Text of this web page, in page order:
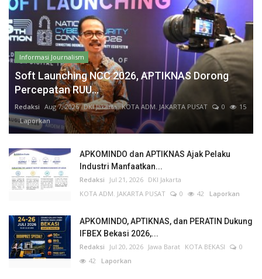
Informasi Journalism
Soft Launching NCC 2026, APTIKNAS Dorong
Percepatan RUU...
Redaksi Aug 7, 2026 DKI Jakarta KOTA ADM. JAKARTA PUSAT 0
15
Laporkan
APKOMINDO dan APTIKNAS Ajak Pelaku
Industri Manfaatkan...
Redaksi Jul 21, 2026 DKI Jakarta
KOTA ADM. JAKARTA PUSAT
0 42 Laporkan
APKOMINDO, APTIKNAS, dan PERATIN Dukung
IFBEX Bekasi 2026,...
Redaksi Jul 20, 2026 Jawa Barat KOTA BEKASI
0
42 Laporkan